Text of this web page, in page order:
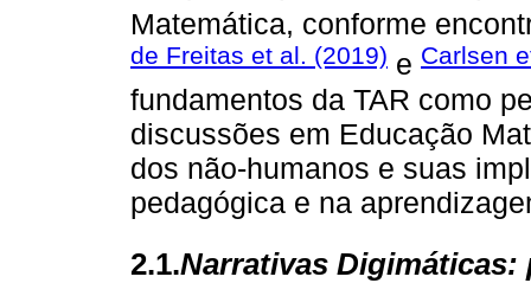
Matemática, conforme
de Freitas et al. (2019) e Carlsen
fundamentos da TAR como
discussões em Educação
dos não-humanos e suas
pedagógica e na
2.1.Narrativas